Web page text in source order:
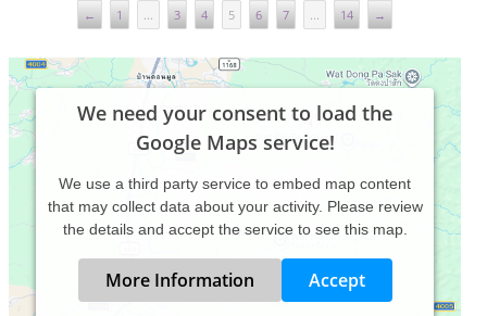
← 1 ... 3 4 5 6 7 ... 14 →
We need your consent to load the
Google Maps service!
We use a third party service to embed map content
that may collect data about your activity. Please review
the details and accept the service to see this map.
More Information Accept